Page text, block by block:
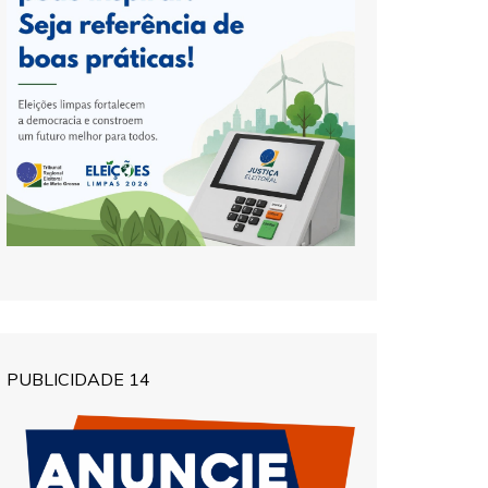
PUBLICIDADE 14